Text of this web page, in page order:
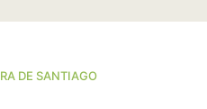
DE SANTIAGO